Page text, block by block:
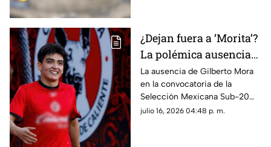
¿Dejan fuera a ‘Morita’?
La polémica ausencia
de Gilberto Mora en la
Selección Mexicana
La ausencia de Gilberto Mora
en la convocatoria de la
Selección Mexicana Sub-20
sorprendió a la afición y desató
julio 16, 2026 04:48 p. m.